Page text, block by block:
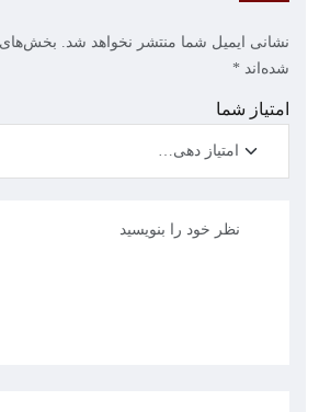
نشانی ایمیل شما منتشر نخواهد شد. بخش‌های
شده‌اند *
امتیاز شما